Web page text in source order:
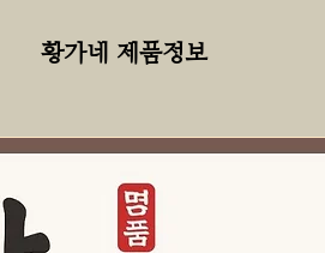
황가네 제품정보